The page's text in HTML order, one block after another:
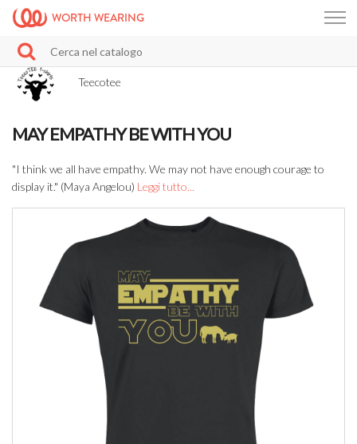
WORTH WEARING
Teecotee
MAY EMPATHY BE WITH YOU
"I think we all have empathy. We may not have enough courage to
display it." (Maya Angelou) Leggi tutto...